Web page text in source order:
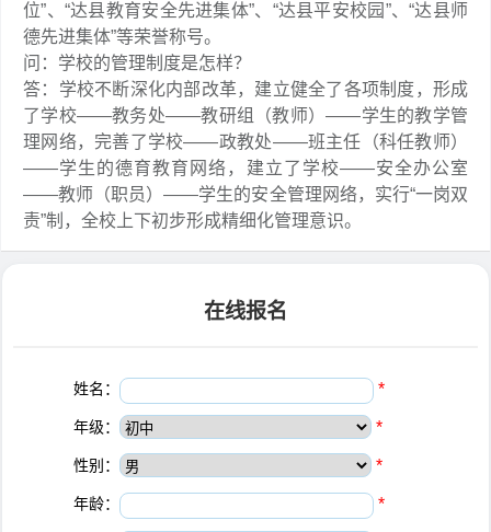
位”、“达县教育安全先进集体”、“达县平安校园”、“达县师
德先进集体”等荣誉称号。
问：学校的管理制度是怎样？
答：学校不断深化内部改革，建立健全了各项制度，形成
了学校——教务处——教研组（教师）——学生的教学管
理网络，完善了学校——政教处——班主任（科任教师）
——学生的德育教育网络，建立了学校——安全办公室
——教师（职员）——学生的安全管理网络，实行“一岗双
责”制，全校上下初步形成精细化管理意识。
在线报名
姓名： *
年级： *
性别： *
年龄： *